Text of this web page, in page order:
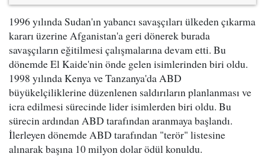
1996 yılında Sudan'ın yabancı savaşçıları ülkeden çıkarma
kararı üzerine Afganistan'a geri dönerek burada
savaşçıların eğitilmesi çalışmalarına devam etti. Bu
dönemde El Kaide'nin önde gelen isimlerinden biri oldu.
1998 yılında Kenya ve Tanzanya'da ABD
büyükelçiliklerine düzenlenen saldırıların planlanması ve
icra edilmesi sürecinde lider isimlerden biri oldu. Bu
sürecin ardından ABD tarafından aranmaya başlandı.
İlerleyen dönemde ABD tarafından "terör" listesine
alınarak başına 10 milyon dolar ödül konuldu.